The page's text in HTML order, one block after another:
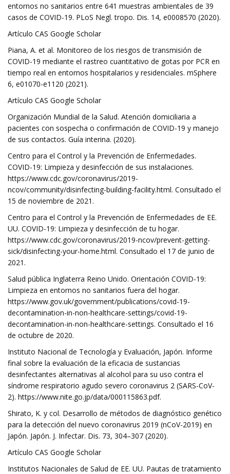
entornos no sanitarios entre 641 muestras ambientales de 39
casos de COVID-19. PLoS Negl. tropo. Dis. 14, e0008570 (2020).
Artículo CAS Google Scholar
Piana, A. et al. Monitoreo de los riesgos de transmisión de
COVID-19 mediante el rastreo cuantitativo de gotas por PCR en
tiempo real en entornos hospitalarios y residenciales. mSphere
6, e01070-e1120 (2021).
Artículo CAS Google Scholar
Organización Mundial de la Salud. Atención domiciliaria a
pacientes con sospecha o confirmación de COVID-19 y manejo
de sus contactos. Guía interina. (2020).
Centro para el Control y la Prevención de Enfermedades.
COVID-19: Limpieza y desinfección de sus instalaciones.
https://www.cdc.gov/coronavirus/2019-
ncov/community/disinfecting-building-facility.html. Consultado el
15 de noviembre de 2021.
Centro para el Control y la Prevención de Enfermedades de EE.
UU. COVID-19: Limpieza y desinfección de tu hogar.
https://www.cdc.gov/coronavirus/2019-ncov/prevent-getting-
sick/disinfecting-your-home.html. Consultado el 17 de junio de
2021.
Salud pública Inglaterra Reino Unido. Orientación COVID-19:
Limpieza en entornos no sanitarios fuera del hogar.
https://www.gov.uk/government/publications/covid-19-
decontamination-in-non-healthcare-settings/covid-19-
decontamination-in-non-healthcare-settings. Consultado el 16
de octubre de 2020.
Instituto Nacional de Tecnología y Evaluación, Japón. Informe
final sobre la evaluación de la eficacia de sustancias
desinfectantes alternativas al alcohol para su uso contra el
síndrome respiratorio agudo severo coronavirus 2 (SARS-CoV-
2). https://www.nite.go.jp/data/000115863.pdf.
Shirato, K. y col. Desarrollo de métodos de diagnóstico genético
para la detección del nuevo coronavirus 2019 (nCoV-2019) en
Japón. Japón. J. Infectar. Dis. 73, 304–307 (2020).
Artículo CAS Google Scholar
Institutos Nacionales de Salud de EE. UU. Pautas de tratamiento